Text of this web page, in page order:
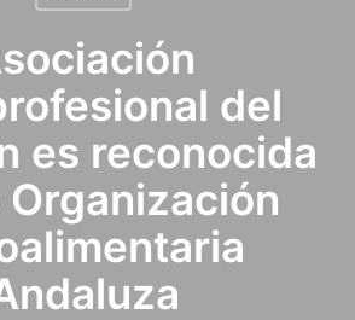
del
es reconocida